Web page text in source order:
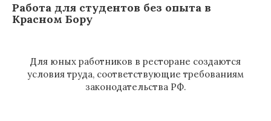
Работа для студентов без опыта в
Красном Бору
Для юных работников в ресторане создаются
условия труда, соответствующие требованиям
законодательства РФ.